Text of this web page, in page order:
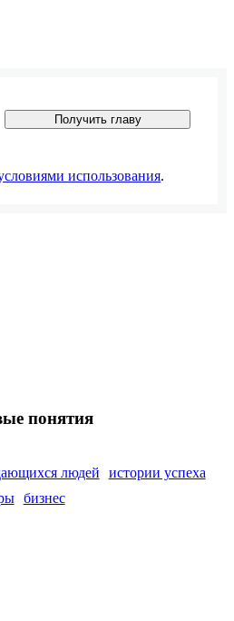
понятия
людей
истории успеха
бизнес
Получить главу
использования.